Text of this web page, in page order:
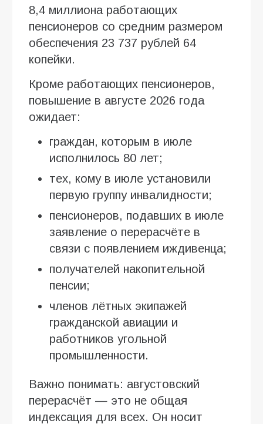
8,4 миллиона работающих
пенсионеров со средним размером
обеспечения 23 737 рублей 64
копейки.
Кроме работающих пенсионеров,
повышение в августе 2026 года
ожидает:
граждан, которым в июле
исполнилось 80 лет;
тех, кому в июле установили
первую группу инвалидности;
пенсионеров, подавших в июле
заявление о перерасчёте в
связи с появлением иждивенца;
получателей накопительной
пенсии;
членов лётных экипажей
гражданской авиации и
работников угольной
промышленности.
Важно понимать: августовский
перерасчёт — это не общая
индексация для всех. Он носит